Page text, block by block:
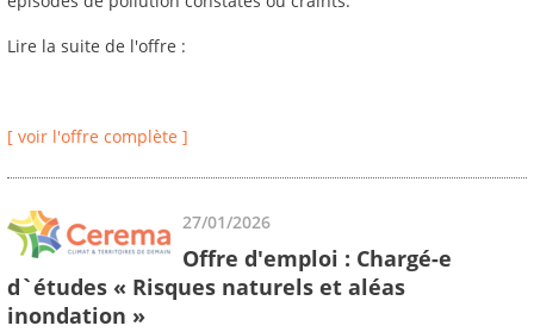
Lire la suite de l'offre :
[ voir l'offre complète ]
27/01/2026
Offre d'emploi : Chargé-e
d`études « Risques naturels et aléas
inondation »